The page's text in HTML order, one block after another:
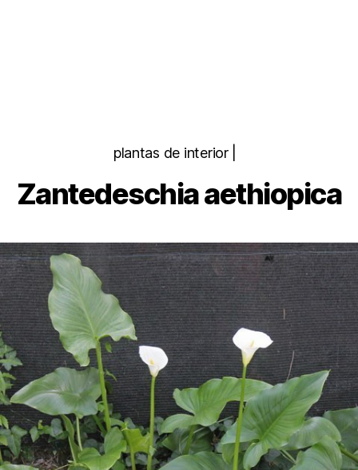
Categorias
plantas de interior |
Zantedeschia aethiopica